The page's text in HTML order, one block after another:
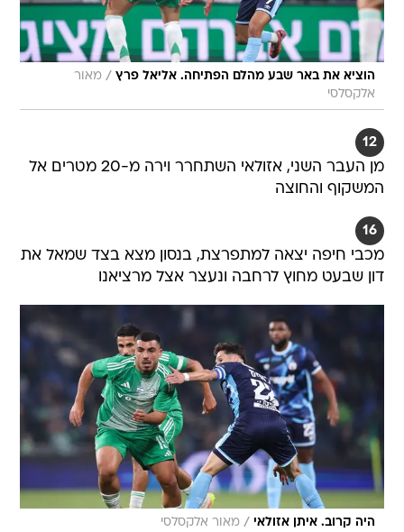
הוציא את באר שבע מהלם הפתיחה. אליאל פרץ / מאור
אלקסלסי
12
מן העבר השני, אזולאי השתחרר וירה מ-20 מטרים אל
המשקוף והחוצה
16
מכבי חיפה יצאה למתפרצת, בנסון מצא בצד שמאל את
דון שבעט מחוץ לרחבה ונעצר אצל מרציאנו
היה קרוב. איתן אזולאי / מאור אלקסלסי